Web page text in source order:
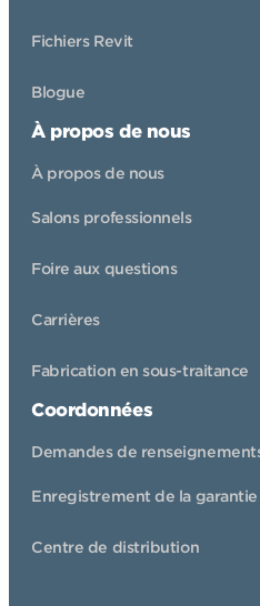
Fichiers Revit
Blogue
À propos de nous
À propos de nous
Salons professionnels
Foire aux questions
Carrières
Fabrication en sous-traitance
Coordonnées
Demandes de
Enregistrement de la garantie
Centre de distribution